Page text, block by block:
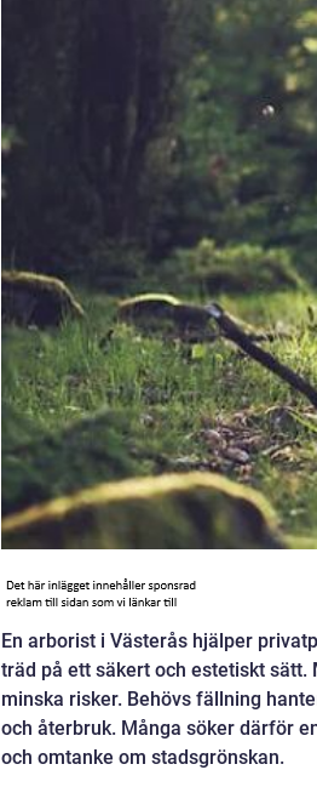
En arborist i Västerås hjälper
träd på ett säkert och estetiskt sätt.
minska risker. Behövs fällning
och återbruk. Många söker därför
och omtanke om stadsgrönskan.